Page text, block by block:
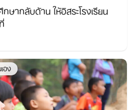
ษากลับด้าน ให้อิสระโรงเรียน
อง